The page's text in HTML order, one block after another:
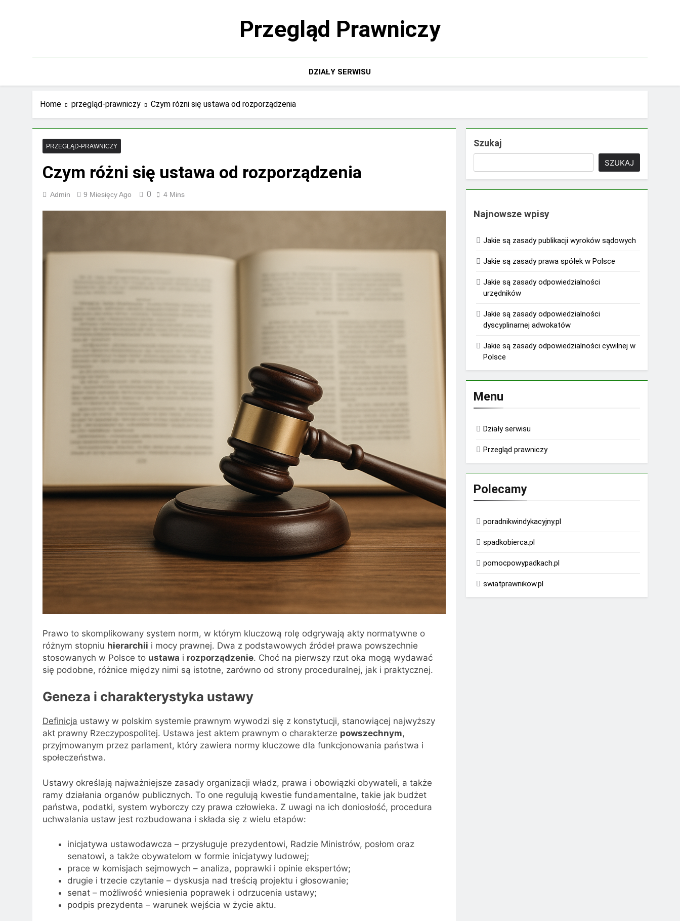
Przegląd Prawniczy
DZIAŁY SERWISU
Home przegląd-prawniczy Czym różni się ustawa od rozporządzenia
PRZEGLĄD-PRAWNICZY
Czym różni się ustawa od rozporządzenia
Admin 9 Miesięcy Ago 0 4 Mins
Prawo to skomplikowany system norm, w którym kluczową rolę odgrywają akty normatywne o
różnym stopniu hierarchii i mocy prawnej. Dwa z podstawowych źródeł prawa powszechnie
stosowanych w Polsce to ustawa i rozporządzenie. Choć na pierwszy rzut oka mogą wydawać
się podobne, różnice między nimi są istotne, zarówno od strony proceduralnej, jak i praktycznej.
Geneza i charakterystyka ustawy
Definicja ustawy w polskim systemie prawnym wywodzi się z konstytucji, stanowiącej najwyższy
akt prawny Rzeczypospolitej. Ustawa jest aktem prawnym o charakterze powszechnym,
przyjmowanym przez parlament, który zawiera normy kluczowe dla funkcjonowania państwa i
społeczeństwa.
Ustawy określają najważniejsze zasady organizacji władz, prawa i obowiązki obywateli, a także
ramy działania organów publicznych. To one regulują kwestie fundamentalne, takie jak budżet
państwa, podatki, system wyborczy czy prawa człowieka. Z uwagi na ich doniosłość, procedura
uchwalania ustaw jest rozbudowana i składa się z wielu etapów:
inicjatywa ustawodawcza – przysługuje prezydentowi, Radzie Ministrów, posłom oraz
senatowi, a także obywatelom w formie inicjatywy ludowej;
prace w komisjach sejmowych – analiza, poprawki i opinie ekspertów;
drugie i trzecie czytanie – dyskusja nad treścią projektu i głosowanie;
senat – możliwość wniesienia poprawek i odrzucenia ustawy;
podpis prezydenta – warunek wejścia w życie aktu.
Szukaj
SZUKAJ
Najnowsze wpisy
Jakie są zasady publikacji wyroków sądowych
Jakie są zasady prawa spółek w Polsce
Jakie są zasady odpowiedzialności
urzędników
Jakie są zasady odpowiedzialności
dyscyplinarnej adwokatów
Jakie są zasady odpowiedzialności cywilnej w
Polsce
Menu
Działy serwisu
Przegląd prawniczy
Polecamy
poradnikwindykacyjny.pl
spadkobierca.pl
pomocpowypadkach.pl
swiatprawnikow.pl